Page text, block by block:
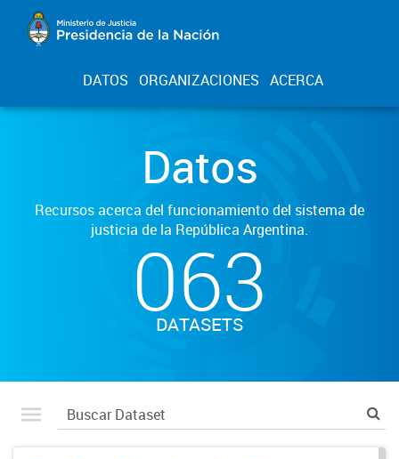
DATOS ORGANIZACIONES ACERCA
Datos
Recursos acerca del funcionamiento del sistema de
justicia de la República Argentina.
063
DATASETS